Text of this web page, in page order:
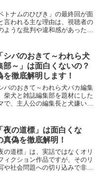
トナムのひびき」の最終回が面
言われる主な理由は、視聴者の
ような批判や違和感があったた
が急に上手くなる描写が不自然
聴...
シバのおきて～われら犬
部～」は面白くないの？
を徹底解明します！
バのおきて～われら犬バカ編集
柴犬と雑誌編集部を題材にした
で、主人公の編集長と犬嫌いの
好きだけでなく、犬に詳しくな
め...
夜の道標」は面白くな
真偽を徹底解明！
の道標」は、実話ではなくオリ
ィクション作品ですが、そのリ
や社会問題への切り込みで非常